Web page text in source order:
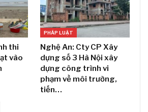
thi
vào
PHÁP LUẬT
Nghệ An: Cty CP Xây
dựng số 3 Hà Nội xây
dựng công trình vi
phạm về môi trường,
tiến…